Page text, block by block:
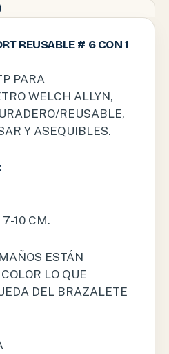
REUSABLE # 6 CON 1
PARA
WELCH ALLYN,
REUSABLE,
Y ASEQUIBLES.
10 CM.
ESTÁN
LO QUE
DEL BRAZALETE